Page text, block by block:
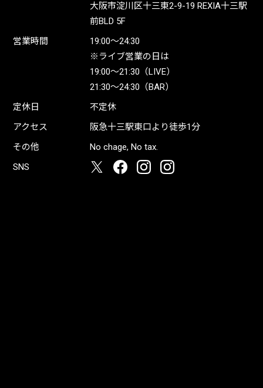
大阪市淀川区十三東2-9-19 REXIA十三駅
前BLD 5F
営業時間
19:00〜24:30
※ライブ営業の日は
19:00〜21:30（LIVE）
21:30〜24:30（BAR）
定休日
不定休
アクセス
阪急十三駅東口より徒歩1分
その他
No chage, No tax.
SNS